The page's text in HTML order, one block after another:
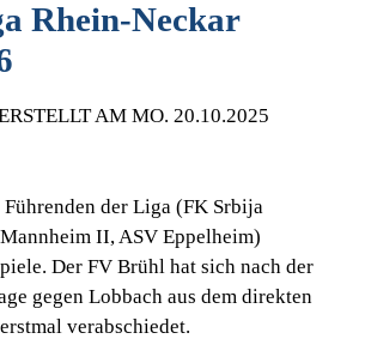
Rhein-Neckar
AM MO. 20.10.2025
der Liga (FK Srbija
II, ASV Eppelheim)
Der FV Brühl hat sich nach der
gegen Lobbach aus dem direkten
verabschiedet.